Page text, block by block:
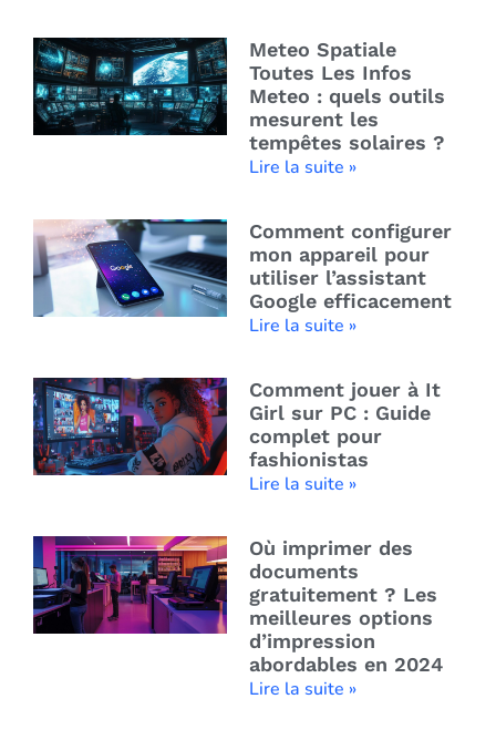
Meteo Spatiale
Toutes Les Infos
Meteo : quels outils
mesurent les
tempêtes solaires ?
Lire la suite »
Comment configurer
mon appareil pour
utiliser l’assistant
Google efficacement
Lire la suite »
Comment jouer à It
Girl sur PC : Guide
complet pour
fashionistas
Lire la suite »
Où imprimer des
documents
gratuitement ? Les
meilleures options
d’impression
abordables en 2024
Lire la suite »